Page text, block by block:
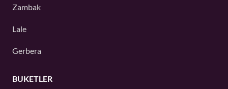
Zambak
Lale
Gerbera
BUKETLER